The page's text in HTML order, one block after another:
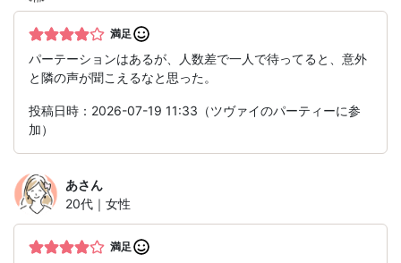
満足
パーテーションはあるが、人数差で一人で待ってると、意外
と隣の声が聞こえるなと思った。
投稿日時：2026-07-19 11:33（ツヴァイのパーティーに参
加）
あさん
20代｜女性
満足